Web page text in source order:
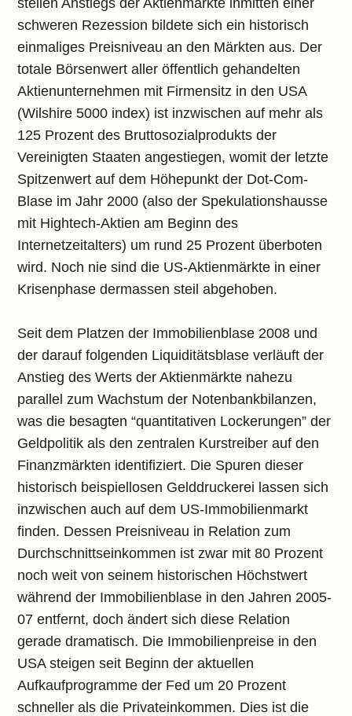
steilen Anstiegs der Aktienmärkte inmitten einer
schweren Rezession bildete sich ein historisch
einmaliges Preisniveau an den Märkten aus. Der
totale Börsenwert aller öffentlich gehandelten
Aktienunternehmen mit Firmensitz in den USA
(Wilshire 5000 index) ist inzwischen auf mehr als
125 Prozent des Bruttosozialprodukts der
Vereinigten Staaten angestiegen, womit der letzte
Spitzenwert auf dem Höhepunkt der Dot-Com-
Blase im Jahr 2000 (also der Spekulationshausse
mit Hightech-Aktien am Beginn des
Internetzeitalters) um rund 25 Prozent überboten
wird. Noch nie sind die US-Aktienmärkte in einer
Krisenphase dermassen steil abgehoben.
Seit dem Platzen der Immobilienblase 2008 und
der darauf folgenden Liquiditätsblase verläuft der
Anstieg des Werts der Aktienmärkte nahezu
parallel zum Wachstum der Notenbankbilanzen,
was die besagten “quantitativen Lockerungen” der
Geldpolitik als den zentralen Kurstreiber auf den
Finanzmärkten identifiziert. Die Spuren dieser
historisch beispiellosen Gelddruckerei lassen sich
inzwischen auch auf dem US-Immobilienmarkt
finden. Dessen Preisniveau in Relation zum
Durchschnittseinkommen ist zwar mit 80 Prozent
noch weit von seinem historischen Höchstwert
während der Immobilienblase in den Jahren 2005-
07 entfernt, doch ändert sich diese Relation
gerade dramatisch. Die Immobilienpreise in den
USA steigen seit Beginn der aktuellen
Aufkaufprogramme der Fed um 20 Prozent
schneller als die Privateinkommen. Dies ist die